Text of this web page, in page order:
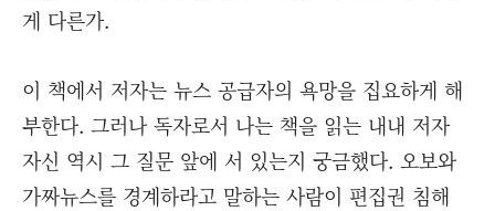
게 다른가.
이 책에서 저자는 뉴스 공급자의 욕망을 집요하게 해
부한다. 그러나 독자로서 나는 책을 읽는 내내 저자
자신 역시 그 질문 앞에 서 있는지 궁금했다. 오보와
가짜뉴스를 경계하라고 말하는 사람이 편집권 침해